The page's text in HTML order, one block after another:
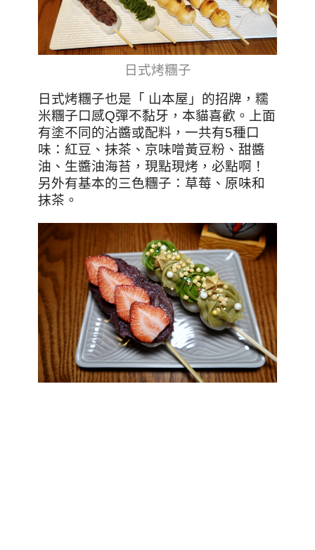
日式烤糰子
日式烤糰子也是「 山本屋」的招牌，糯
米糰子口感Q彈不黏牙，本貓喜歡。上面
有塗不同的沾醬或配料，一共有5種口
味：紅豆、抹茶、京味噌黃豆粉、甜醬
油、生醬油海苔，現點現烤，必點啊！
另外有基本的三色糰子：草莓、原味和
抹茶。